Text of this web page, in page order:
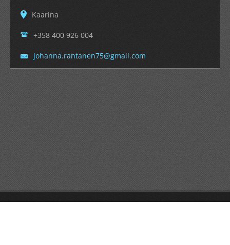
Kaarina
+358 400 926 004
johanna.rantanen75@gmail.com